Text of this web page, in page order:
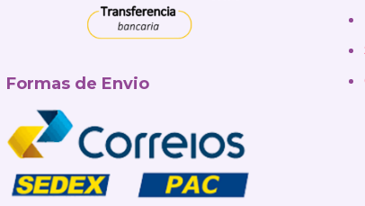
Formas de Envio